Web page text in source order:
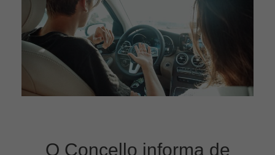
O Concello informa de